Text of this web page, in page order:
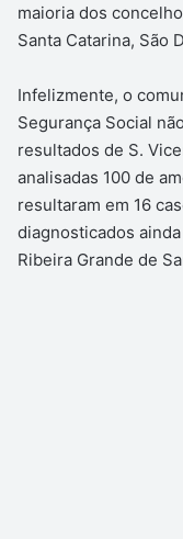
maioria dos
Santa Catarina, São
Infelizmente, o
Segurança Social
resultados de S.
analisadas 100 de
resultaram em 16
diagnosticados
Ribeira Grande de